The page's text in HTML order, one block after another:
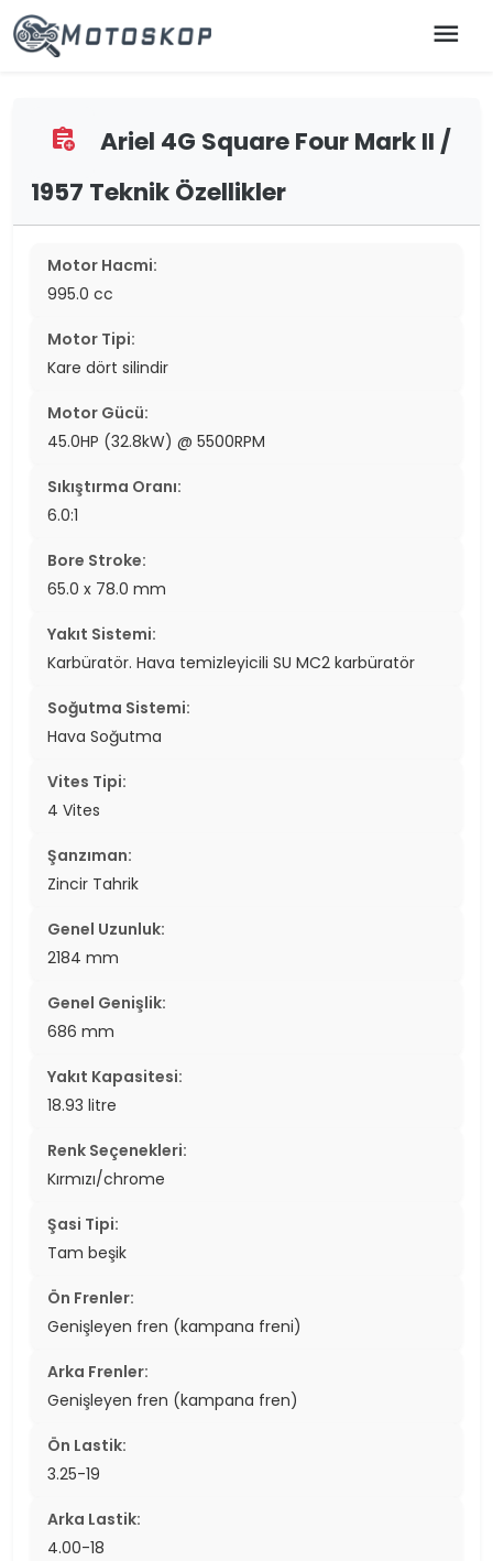
menu
assignment_add
Ariel 4G Square Four Mark II /
1957 Teknik Özellikler
Motor Hacmi:
995.0 cc
Motor Tipi:
Kare dört silindir
Motor Gücü:
45.0HP (32.8kW) @ 5500RPM
Sıkıştırma Oranı:
6.0:1
Bore Stroke:
65.0 x 78.0 mm
Yakıt Sistemi:
Karbüratör. Hava temizleyicili SU MC2 karbüratör
Soğutma Sistemi:
Hava Soğutma
Vites Tipi:
4 Vites
Şanzıman:
Zincir Tahrik
Genel Uzunluk:
2184 mm
Genel Genişlik:
686 mm
Yakıt Kapasitesi:
18.93 litre
Renk Seçenekleri:
Kırmızı/chrome
Şasi Tipi:
Tam beşik
Ön Frenler:
Genişleyen fren (kampana freni)
Arka Frenler:
Genişleyen fren (kampana fren)
Ön Lastik:
3.25-19
Arka Lastik:
4.00-18